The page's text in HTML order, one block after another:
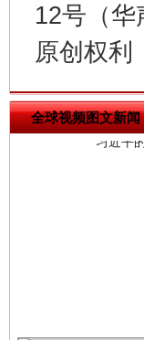
12号（
原创权利
全球视频图文新闻
习近平